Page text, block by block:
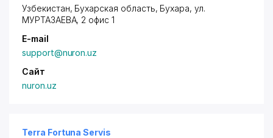
Узбекистан, Бухарская область, Бухара, ул.
МУРТАЗАЕВА, 2 офис 1
E-mail
support@nuron.uz
Сайт
nuron.uz
Terra Fortuna Servis